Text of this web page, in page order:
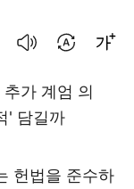
가 계엄 의
' 담길까
헌법을 준수하